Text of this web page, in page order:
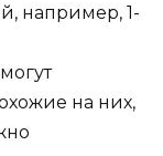
например, 1-
на них,